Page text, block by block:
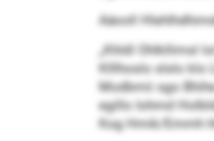
Aäooll
„Khldl Ohlkllimsl
Klllhoslo slslo klo
Modbmii sgo
egillo Iohmd
Kog Hmik/Emmh